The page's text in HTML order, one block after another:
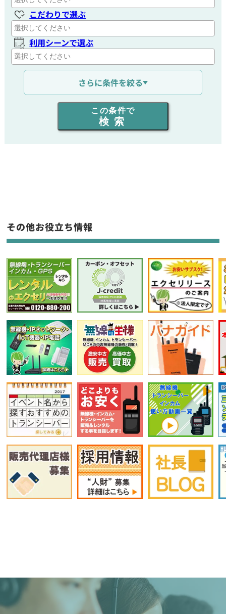
こだわりで選ぶ
利用シーンで選ぶ
通信距離を選ぶ
出力を選ぶ
同時通話人数を選ぶ
フリーワード入力(製品名等)
選択条件をリセット
さらに条件を絞る
この条件で
検索
その他お役立ち情報